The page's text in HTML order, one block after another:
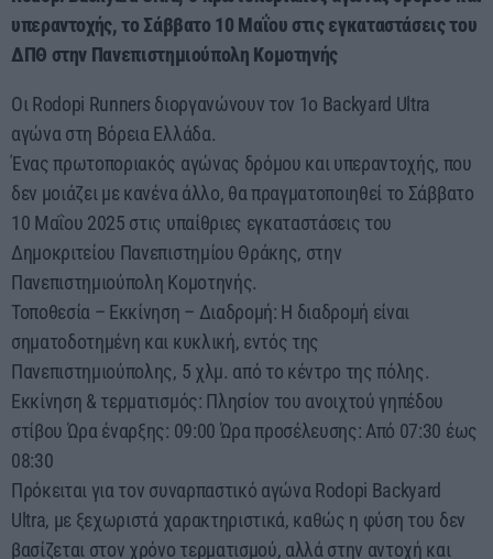
11:00 - 13:00
υπεραντοχής, το Σάββατο 10 Μαΐου στις εγκαταστάσεις του
ΔΠΘ στην Πανεπιστημιούπολη Κομοτηνής
Οι Rodopi Runners διοργανώνουν τον 1ο Backyard Ultra
αγώνα στη Βόρεια Ελλάδα.
Ένας πρωτοποριακός αγώνας δρόμου και υπεραντοχής, που
δεν μοιάζει με κανένα άλλο, θα πραγματοποιηθεί το Σάββατο
10 Μαΐου 2025 στις υπαίθριες εγκαταστάσεις του
Δημοκριτείου Πανεπιστημίου Θράκης, στην
Πανεπιστημιούπολη Κομοτηνής.
Τοποθεσία – Εκκίνηση – Διαδρομή: Η διαδρομή είναι
σηματοδοτημένη και κυκλική, εντός της
Πανεπιστημιούπολης, 5 χλμ. από το κέντρο της πόλης.
Εκκίνηση & τερματισμός: Πλησίον του ανοιχτού γηπέδου
στίβου Ώρα έναρξης: 09:00 Ώρα προσέλευσης: Από 07:30 έως
08:30
Πρόκειται για τον συναρπαστικό αγώνα Rodopi Backyard
Ultra, με ξεχωριστά χαρακτηριστικά, καθώς η φύση του δεν
βασίζεται στον χρόνο τερματισμού, αλλά στην αντοχή και